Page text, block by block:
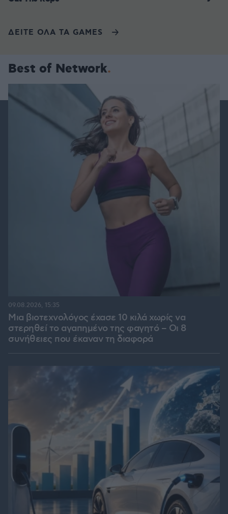
ΔΕΙΤΕ ΟΛΑ ΤΑ GAMES
Best of Network
Μια βιοτεχνολόγος έχασε 10 κιλά χωρίς να
στερηθεί το αγαπημένο της φαγητό – Οι 8
συνήθειες που έκαναν τη διαφορά
09.08.2026, 15:35